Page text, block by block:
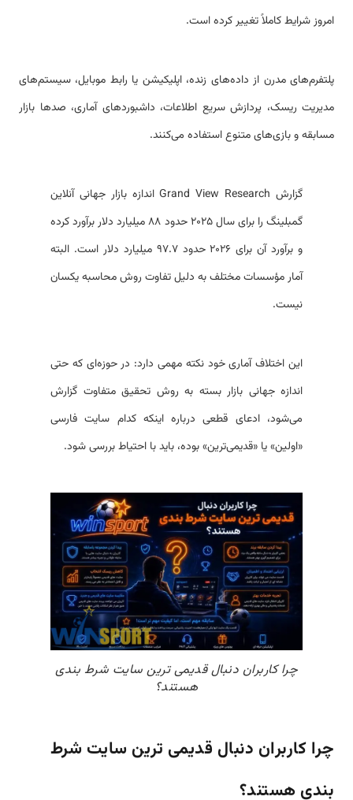
امروز شرایط کاملاً تغییر کرده است.
پلتفرم‌های مدرن از داده‌های زنده، اپلیکیشن یا رابط موبایل، سیستم‌های
مدیریت ریسک، پردازش سریع اطلاعات، داشبوردهای آماری، صدها بازار
مسابقه و بازی‌های متنوع استفاده می‌کنند.
گزارش Grand View Research اندازه بازار جهانی آنلاین
گمبلینگ را برای سال ۲۰۲۵ حدود ۸۸ میلیارد دلار برآورد کرده
و برآورد آن برای ۲۰۲۶ حدود ۹۷.۷ میلیارد دلار است. البته
آمار مؤسسات مختلف به دلیل تفاوت روش محاسبه یکسان
نیست.
این اختلاف آماری خود نکته مهمی دارد: در حوزه‌ای که حتی
اندازه جهانی بازار بسته به روش تحقیق متفاوت گزارش
می‌شود، ادعای قطعی درباره اینکه کدام سایت فارسی
«اولین» یا «قدیمی‌ترین» بوده، باید با احتیاط بررسی شود.
چرا کاربران دنبال قدیمی ترین سایت شرط بندی
هستند؟
چرا کاربران دنبال قدیمی ترین سایت شرط
بندی هستند؟